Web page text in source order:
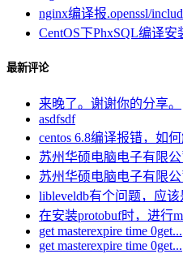
nginx编译报.openssl/
CentOS下PhxSQL编译安
最新评论
来晚了。谢谢你的分享。
asdfsdf
centos 6.8编译报错，如
苏州华硕电脑电子有限
苏州华硕电脑电子有限
libleveldb有个问题，应该
在安装protobuf时，进行
get masterexpire time 0get...
get masterexpire time 0get...